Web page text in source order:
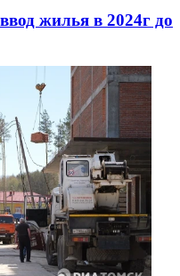
жилья в 2024г до